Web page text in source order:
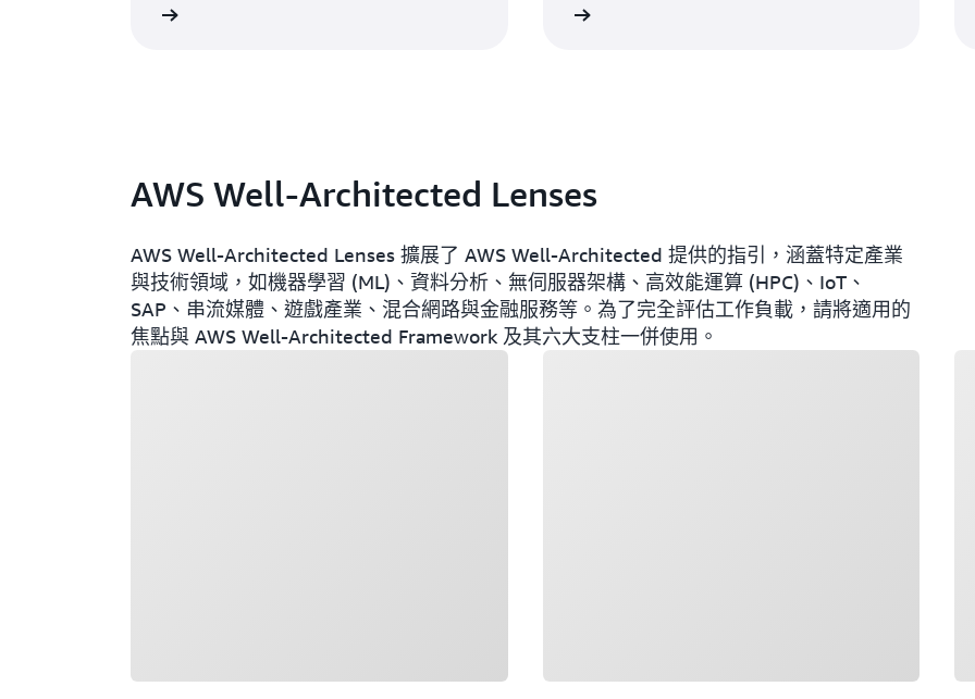
AWS Well-Architected Lenses
AWS Well-Architected Lenses 擴展了 AWS Well-Architected 提供的指引，涵蓋特定產業
與技術領域，如機器學習 (ML)、資料分析、無伺服器架構、高效能運算 (HPC)、IoT、
SAP、串流媒體、遊戲產業、混合網路與金融服務等。為了完全評估工作負載，請將適用的
焦點與 AWS Well-Architected Framework 及其六大支柱一併使用。